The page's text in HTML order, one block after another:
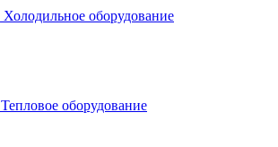
Холодильное оборудование
Тепловое оборудование